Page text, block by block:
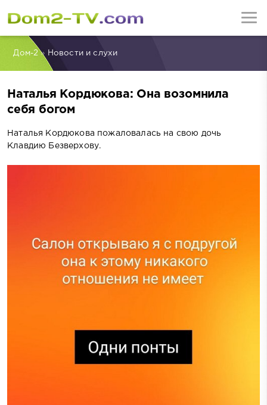
Дом-2» Новости и слухи
Наталья Кордюкова: Она возомнила
себя богом
Наталья Кордюкова пожаловалась на свою дочь
Клавдию Безверхову.